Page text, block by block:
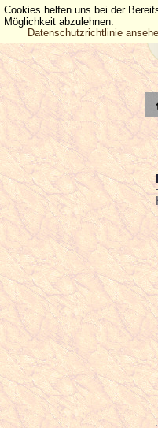
Cookies helfen uns bei der
Möglichkeit abzulehnen.
Datenschutzrichtlinie